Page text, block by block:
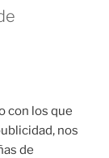
con los que
nos
de